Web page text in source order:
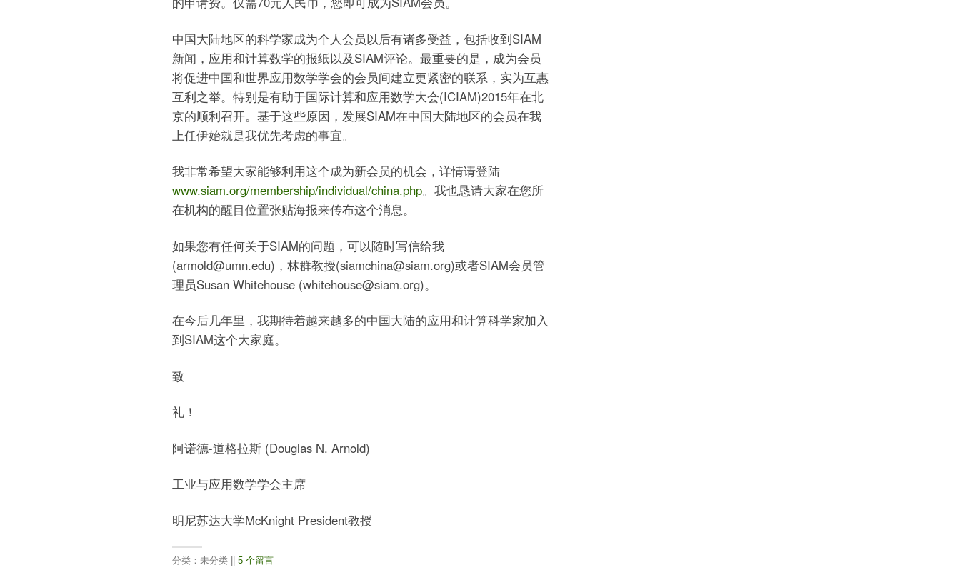
中国大陆地区的科学家成为个人会员以后有诸多受益，包括收到SIAM
新闻，应用和计算数学的报纸以及SIAM评论。最重要的是，成为会员
将促进中国和世界应用数学学会的会员间建立更紧密的联系，实为互惠
互利之举。特别是有助于国际计算和应用数学大会(ICIAM)2015年在北
京的顺利召开。基于这些原因，发展SIAM在中国大陆地区的会员在我
上任伊始就是我优先考虑的事宜。
我非常希望大家能够利用这个成为新会员的机会，详情请登陆
www.siam.org/membership/individual/china.php。我也恳请大家在您所
在机构的醒目位置张贴海报来传布这个消息。
如果您有任何关于SIAM的问题，可以随时写信给我
(armold@umn.edu)，林群教授(siamchina@siam.org)或者SIAM会员管
理员Susan Whitehouse (whitehouse@siam.org)。
在今后几年里，我期待着越来越多的中国大陆的应用和计算科学家加入
到SIAM这个大家庭。
致
礼！
阿诺德-道格拉斯 (Douglas N. Arnold)
工业与应用数学学会主席
明尼苏达大学McKnight President教授
分类：未分类 || 5 个留言